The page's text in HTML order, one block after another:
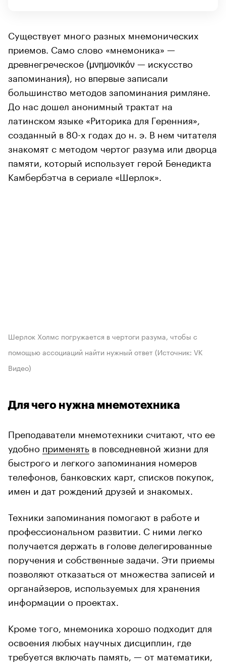
Существует много разных мнемонических
приемов. Само слово «мнемоника» —
древнегреческое (μνημονικόν — искусство
запоминания), но впервые записали
большинство методов запоминания римляне.
До нас дошел анонимный трактат на
латинском языке «Риторика для Геренния»,
созданный в 80-х годах до н. э. В нем читателя
знакомят с методом чертог разума или дворца
памяти, который использует герой Бенедикта
Камбербэтча в сериале «Шерлок».
Шерлок Холмс погружается в чертоги разума, чтобы с
помощью ассоциаций найти нужный ответ (Источник: VK
Видео)
Для чего нужна мнемотехника
Преподаватели мнемотехники считают, что ее
удобно применять в повседневной жизни для
быстрого и легкого запоминания номеров
телефонов, банковских карт, списков покупок,
имен и дат рождений друзей и знакомых.
Техники запоминания помогают в работе и
профессиональном развитии. С ними легко
получается держать в голове делегированные
поручения и собственные задачи. Эти приемы
позволяют отказаться от множества записей и
органайзеров, используемых для хранения
информации о проектах.
Кроме того, мнемоника хорошо подходит для
освоения любых научных дисциплин, где
требуется включать память, — от математики,